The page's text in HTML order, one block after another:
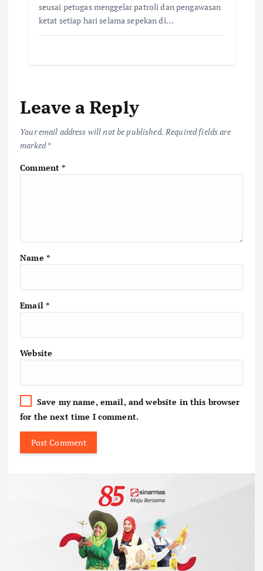
seusai petugas menggelar patroli dan pengawasan
ketat setiap hari selama sepekan di…
Leave a Reply
Your email address will not be published. Required fields are
marked*
Comment*
Name *
Email *
Website
Save my name, email, and website in this browser
for the next time I comment.